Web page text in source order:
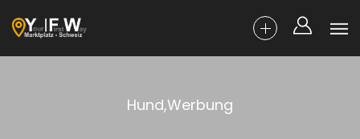
Hund,Werbung